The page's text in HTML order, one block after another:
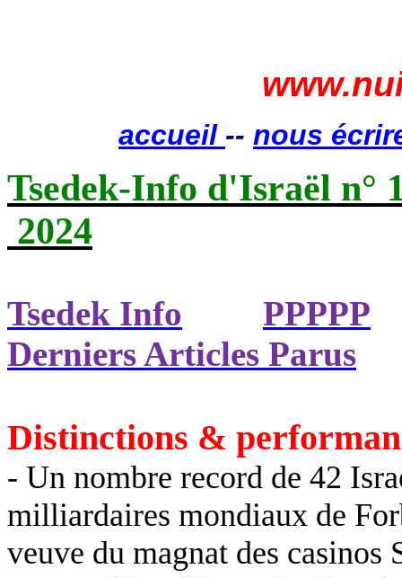
accueil -- nous
Tsedek-Info d'Israël n°
2024
Tsedek Info
PPPPP
Derniers Articles Parus
Distinctions &
- Un nombre record de 42
milliardaires mondiaux de
veuve du magnat des casinos